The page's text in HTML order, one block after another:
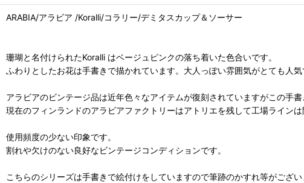
ARABIA/アラビア /Koralli/コラリー/デミタスカップ＆ソーサー
珊瑚と名付けられたKoralli はベージュピンクの落ち着いた色合いです。
ふわりとしたお花は手書きで描かれています。大人っぽい雰囲気がとても人気
アラビアのビンテージ品は近年色々なアイテムが復刻されていますがこの手
現在のフィンランドのアラビアファクトリーはアトリエを残して工場ライン
使用頻度の少ない印象です。
割れや欠けのない良好なビンテージコンディションです。
こちらのシリーズは手書きで絵付けをしていますので筆跡のかすれ等がござい